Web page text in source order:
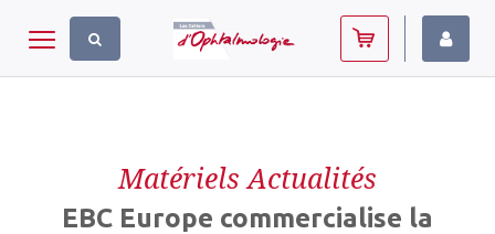
Toggle navigation
Matériels Actualités
EBC Europe commercialise la
Panneau de gestion des cookies